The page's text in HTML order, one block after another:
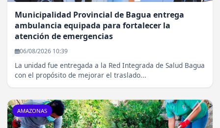
Municipalidad Provincial de Bagua entrega
ambulancia equipada para fortalecer la
atención de emergencias
06/08/2026 10:39
La unidad fue entregada a la Red Integrada de Salud Bagua
con el propósito de mejorar el traslado...
AMAZONAS